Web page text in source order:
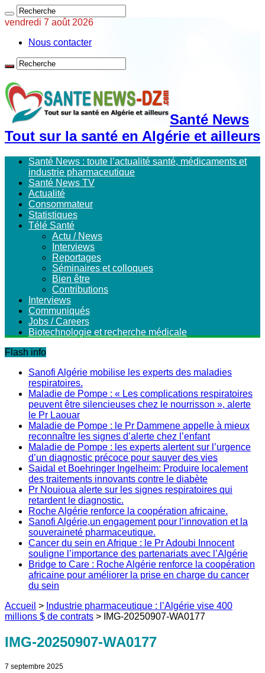
vendredi 7 août 2026
Nous contacter
Santé News
Tout sur la santé en Algérie et ailleurs
Santé News : toute l’actualité santé, médicaments et
industrie pharmaceutique
Santé News TV
Actualité
Consommateur
Statistiques
Télé Santé
Actu / News
Interviews
Reportages
Séminaires et colloques
Bien être
Contributions
Interviews
Communiqués
Jobs / Careers
Biotechnologie et recherche médicale
Flash info
Sanofi Algérie mobilise les experts des maladies
respiratoires.
Maladie de Pompe : « Les complications respiratoires
peuvent être silencieuses chez le nourrisson », alerte
le Pr Laouar
Maladie de Pompe : le Pr Dammene appelle à mieux
reconnaître les signes d’alerte chez l’enfant
Maladie de Pompe : les experts alertent sur l’urgence
d’un diagnostic précoce pour sauver des vies
Saidal et Boehringer Ingelheim: Produire localement
des traitements innovants contre le diabète
Pr Nouioua alerte sur les signes respiratoires qui
retardent le diagnostic.
Roche Algérie renforce la coopération africaine.
Sanofi Algérie,un engagement pour l’innovation et la
souveraineté pharmaceutique.
Cancer du sein en Afrique : le Pr Adoubi Innocent
souligne l’importance des partenariats avec l’Algérie
Bridge to Care : Roche Algérie renforce la coopération
africaine pour améliorer la prise en charge du cancer
du sein
Accueil > Industrie pharmaceutique : l’Algérie vise 400
millions $ de contrats > IMG-20250907-WA0177
IMG-20250907-WA0177
7 septembre 2025